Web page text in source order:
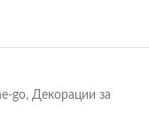
go, Декорации за